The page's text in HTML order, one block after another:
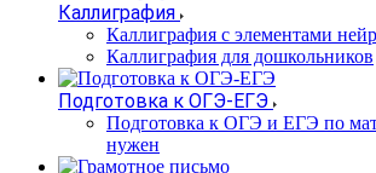
Каллиграфия
Каллиграфия с элементами
Каллиграфия для дошкольников
Подготовка к ОГЭ-ЕГЭ
Подготовка к ОГЭ и ЕГЭ по
нужен